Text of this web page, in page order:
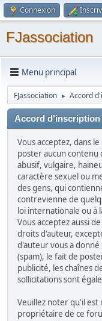
Connexion
FJassociation
Menu principal
FJassociation ► Accord
Accord d'inscription
Vous acceptez, dans
poster aucun contenu
abusif, vulgaire,
caractère sexuel ou
des gens, qui
contrevienne de
loi internationale ou à
Vous acceptez aussi
droits d'auteur,
d'auteur vous a
(spam), le fait de
publicité, les chaînes
sollicitations sont
Veuillez noter qu'il est
propriétaire de ce